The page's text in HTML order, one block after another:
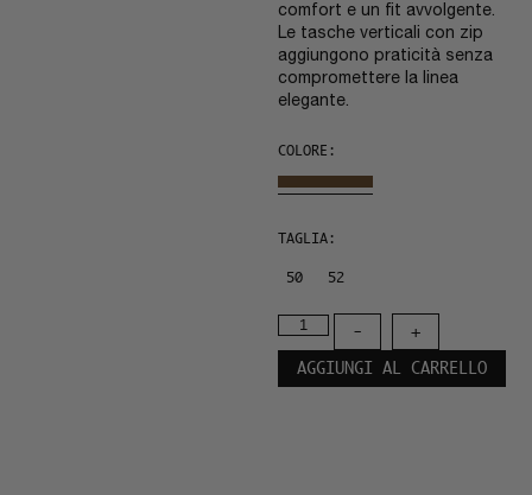
comfort e un fit avvolgente.
Le tasche verticali con zip
aggiungono praticità senza
compromettere la linea
elegante.
COLORE:
TAGLIA:
50 52
-
+
AGGIUNGI AL CARRELLO